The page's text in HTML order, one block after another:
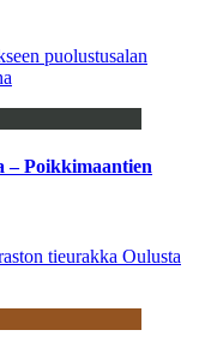
puolustusalan
– Poikkimaantien
tieurakka Oulusta